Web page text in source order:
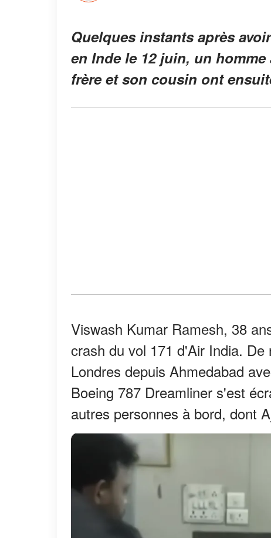
Quelques instants après
en Inde le 12 juin, un
frère et son cousin ont
Viswash Kumar Ramesh, 38
crash du vol 171 d'Air India.
Londres depuis Ahmedabad
Boeing 787 Dreamliner s'est
autres personnes à bord, dont